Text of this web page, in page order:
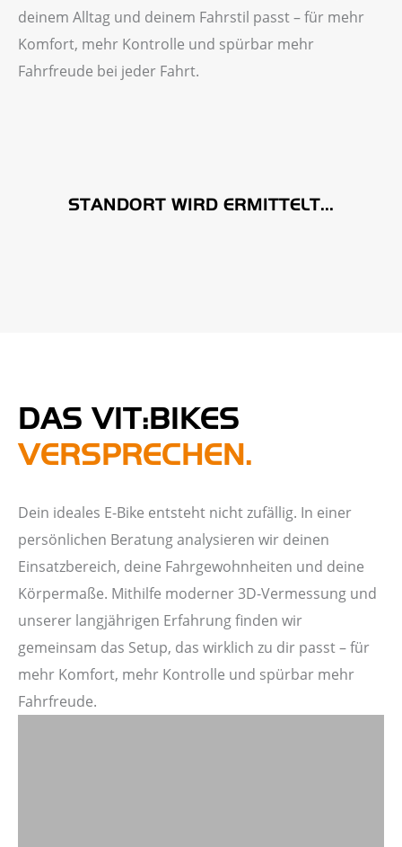
deinem Alltag und deinem Fahrstil passt – für mehr
Komfort, mehr Kontrolle und spürbar mehr
Fahrfreude bei jeder Fahrt.
STANDORT WIRD ERMITTELT...
DAS VIT:BIKES
VERSPRECHEN.
Dein ideales E-Bike entsteht nicht zufällig. In einer
persönlichen Beratung analysieren wir deinen
Einsatzbereich, deine Fahrgewohnheiten und deine
Körpermaße. Mithilfe moderner 3D-Vermessung und
unserer langjährigen Erfahrung finden wir
gemeinsam das Setup, das wirklich zu dir passt – für
mehr Komfort, mehr Kontrolle und spürbar mehr
Fahrfreude.